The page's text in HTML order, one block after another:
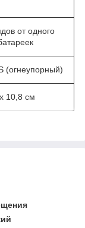
от одного
(огнеупорный)
10,8 см